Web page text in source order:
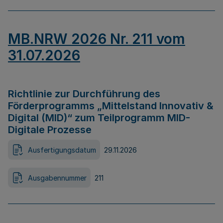
MB.NRW 2026 Nr. 211 vom
31.07.2026
Richtlinie zur Durchführung des
Förderprogramms „Mittelstand Innovativ &
Digital (MID)“ zum Teilprogramm MID-
Digitale Prozesse
Ausfertigungsdatum 29.11.2026
Ausgabennummer 211